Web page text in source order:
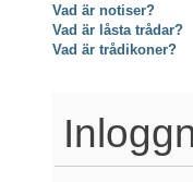
Vad är notiser?
Vad är låsta trådar?
Vad är trådikoner?